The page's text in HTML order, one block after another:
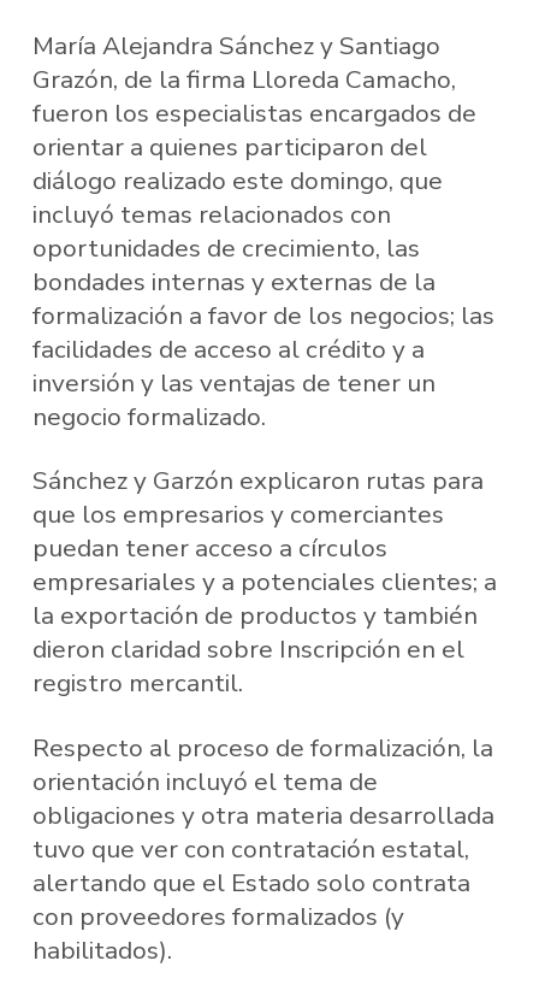
María Alejandra Sánchez y Santiago
Grazón, de la firma Lloreda Camacho,
fueron los especialistas encargados de
orientar a quienes participaron del
diálogo realizado este domingo, que
incluyó temas relacionados con
oportunidades de crecimiento, las
bondades internas y externas de la
formalización a favor de los negocios; las
facilidades de acceso al crédito y a
inversión y las ventajas de tener un
negocio formalizado.
Sánchez y Garzón explicaron rutas para
que los empresarios y comerciantes
puedan tener acceso a círculos
empresariales y a potenciales clientes; a
la exportación de productos y también
dieron claridad sobre Inscripción en el
registro mercantil.
Respecto al proceso de formalización, la
orientación incluyó el tema de
obligaciones y otra materia desarrollada
tuvo que ver con contratación estatal,
alertando que el Estado solo contrata
con proveedores formalizados (y
habilitados).